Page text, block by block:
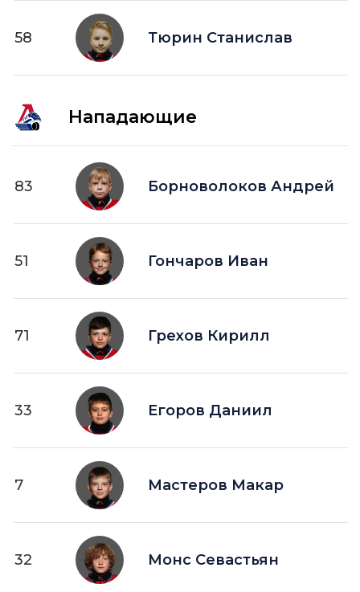
58 Тюрин Станислав
Нападающие
83 Борноволоков Андрей
51 Гончаров Иван
71 Грехов Кирилл
33 Егоров Даниил
7 Мастеров Макар
32 Монс Севастьян